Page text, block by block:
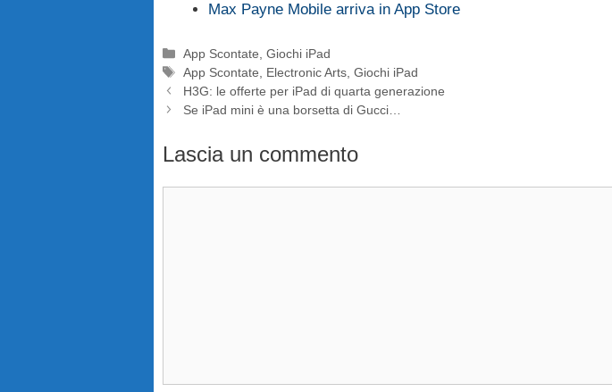
Max Payne Mobile arriva in App Store
Categorie
App Scontate ,Giochi iPad
Tag
App Scontate Electronic Arts ,Giochi iPad
H3G: le offerte per iPad di quarta generazione
Se iPad mini è una borsetta di Gucci…
Lascia un commento